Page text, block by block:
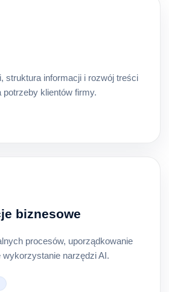
struktura informacji i rozwój treści
potrzeby klientów firmy.
biznesowe
procesów, uporządkowanie
narzędzi AI.